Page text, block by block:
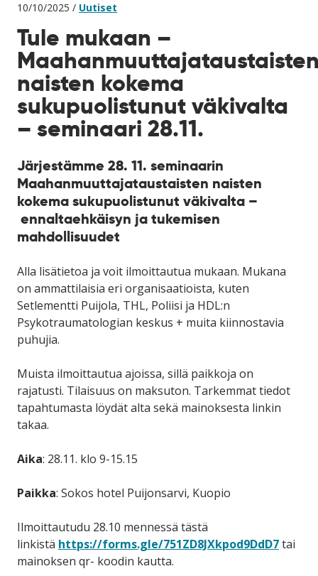
10/10/2025 / Uutiset
Tule mukaan –
naisten kokema
sukupuolistunut väkivalta
– seminaari 28.11.
Järjestämme 28. 11. seminaarin
Maahanmuuttajataustaisten naisten
kokema sukupuolistunut väkivalta –
ennaltaehkäisyn ja tukemisen
mahdollisuudet
Alla lisätietoa ja voit ilmoittautua mukaan. Mukana
on ammattilaisia eri organisaatioista, kuten
Setlementti Puijola, THL, Poliisi ja HDL:n
Psykotraumatologian keskus + muita kiinnostavia
puhujia.
Muista ilmoittautua ajoissa, sillä paikkoja on
rajatusti. Tilaisuus on maksuton. Tarkemmat tiedot
tapahtumasta löydät alta sekä mainoksesta linkin
takaa.
Aika: 28.11. klo 9-15.15
Paikka: Sokos hotel Puijonsarvi, Kuopio
Ilmoittautudu 28.10 mennessä tästä
linkistä https://forms.gle/751ZD8JXkpod9DdD7tai
mainoksen qr- koodin kautta.